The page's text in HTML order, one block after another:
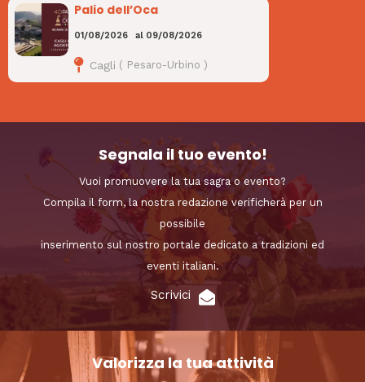
Palio dell’Oca
01/08/2026 al 09/08/2026
Cagli ( Pesaro-Urbino )
Segnala il tuo evento!
Vuoi promuovere la tua sagra o evento?
Compila il form, la nostra redazione verificherà per un
possibile
inserimento sul nostro portale dedicato a tradizioni ed
eventi italiani.
Scrivici
Valorizza la tua attività